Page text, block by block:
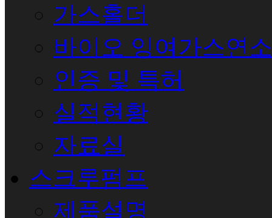
가스홀더
바이오 잉여가스연
인증 및 특허
실적현황
자료실
스크루펌프
제품설명